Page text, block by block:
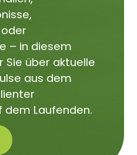
– in diesem
Sie über aktuelle
aus dem
dem Laufenden.